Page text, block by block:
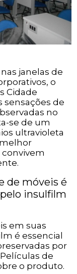
janelas de
o
Cidade
sensações de
no
se de um
ultravioleta
de móveis é
insulfilm
em suas
é essencial
por
de
o produto.